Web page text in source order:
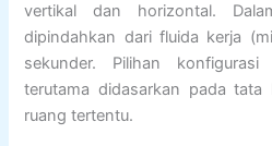
vertikal dan horizontal.
dipindahkan dari fluida kerja
sekunder. Pilihan
terutama didasarkan pada
ruang tertentu.